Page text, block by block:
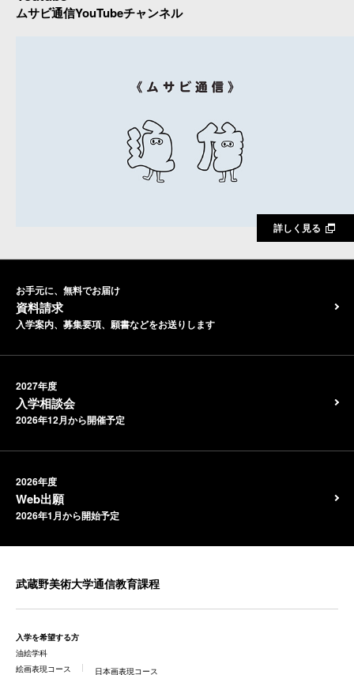
ムサビ通信YouTubeチャンネル
詳しく見る
お手元に、無料でお届け
資料請求
入学案内、募集要項、願書などをお送りします
2027年度
入学相談会
2026年12月から開催予定
2026年度
Web出願
2026年1月から開始予定
武蔵野美術大学通信教育課程
入学を希望する方
油絵学科
絵画表現コース
日本画表現コース